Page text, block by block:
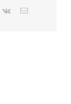
Vk Email